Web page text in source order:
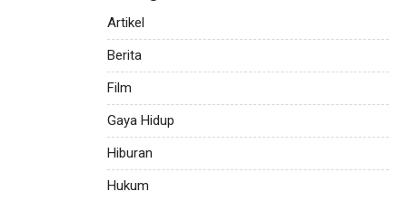
Artikel
Berita
Film
Gaya Hidup
Hiburan
Hukum